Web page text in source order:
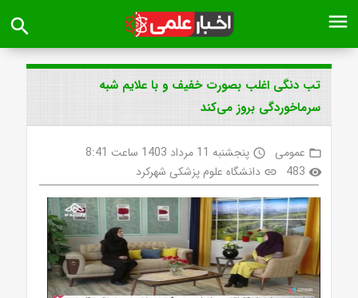
menu
search
تب دنگی اغلب بصورت خفیف و با علایم شبه
سرماخوردگی بروز می‌کند
folder_open عمومی access_time پنجشنبه 11 مرداد 1403 ساعت 8:41
visibility
483
link دانشگاه علوم پزشکی شهرکرد